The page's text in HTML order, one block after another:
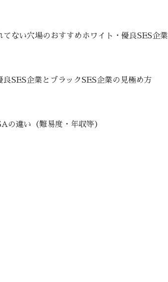
てない穴場のおすすめホワイト・優良SES企業
良SES企業とブラックSES企業の見極め方
の違い（難易度・年収等）